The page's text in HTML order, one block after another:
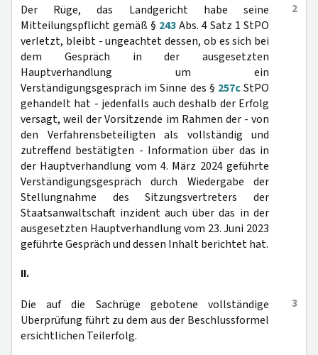
2
Der Rüge, das Landgericht habe seine
Mitteilungspflicht gemäß § 243Abs. 4 Satz 1 StPO
verletzt, bleibt - ungeachtet dessen, ob es sich bei
dem Gespräch in der ausgesetzten
Hauptverhandlung um ein
Verständigungsgespräch im Sinne des § 257cStPO
gehandelt hat - jedenfalls auch deshalb der Erfolg
versagt, weil der Vorsitzende im Rahmen der - von
den Verfahrensbeteiligten als vollständig und
zutreffend bestätigten - Information über das in
der Hauptverhandlung vom 4. März 2024 geführte
Verständigungsgespräch durch Wiedergabe der
Stellungnahme des Sitzungsvertreters der
Staatsanwaltschaft inzident auch über das in der
ausgesetzten Hauptverhandlung vom 23. Juni 2023
geführte Gespräch und dessen Inhalt berichtet hat.
II.
3
Die auf die Sachrüge gebotene vollständige
Überprüfung führt zu dem aus der Beschlussformel
ersichtlichen Teilerfolg.